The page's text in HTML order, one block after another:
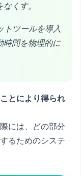
くす。
トツールを導入
時間を物理的に
とにより得られ
には、どの部分
るためのシステ